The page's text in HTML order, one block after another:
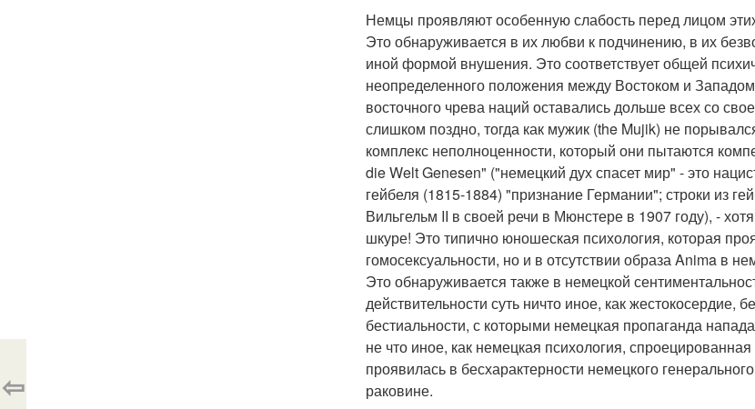
Немцы проявляют особенную слабость перед лицом
Это обнаруживается в их любви к подчинению, в их
иной формой внушения. Это соответствует общей
неопределенного положения между Востоком и
восточного чрева наций оставались дольше всех со
слишком поздно, тогда как мужик (the Mujik) не
комплекс неполноценности, который они пытаются
die Welt Genesen" ("немецкий дух спасет мир" - это
гейбеля (1815-1884) "признание Германии"; строки из
Вильгельм II в своей речи в Мюнстере в 1907 году), -
шкуре! Это типично юношеская психология, которая
гомосексуальности, но и в отсутствии образа Anima в
Это обнаруживается также в немецкой
действительности суть ничто иное, как
бестиальности, с которыми немецкая пропаганда
не что иное, как немецкая психология,
проявилась в бесхарактерности немецкого
раковине.
⇦